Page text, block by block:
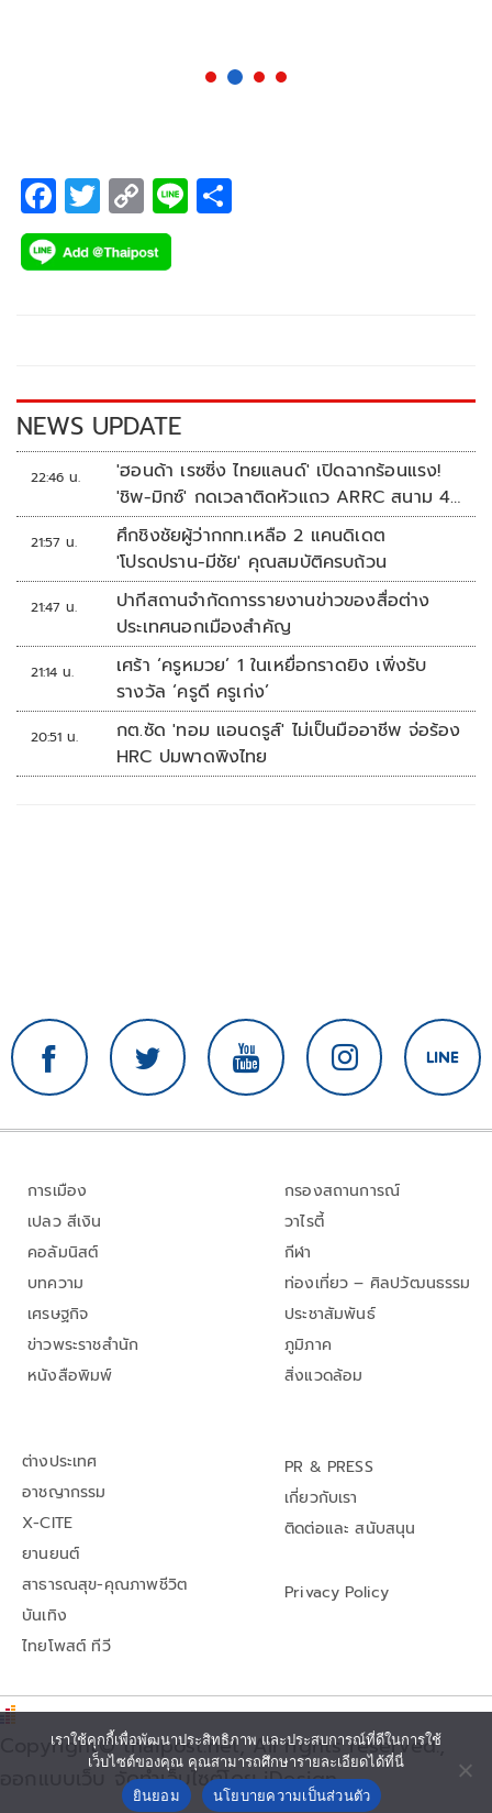
F
ac
e
k
T
wi
tt
C
o
p
k
Li
NEWS UPDATE
22:46 น.
'ฮอนด้า เรซซิ่ง ไทยแลนด์' เปิดฉากร้อนแรง!
'ชิพ-มิกซ์' กดเวลาติดหัวแถว ARRC สนาม 4
ที่มัลดาลิกา
21:57 น.
ศึกชิงชัยผู้ว่ากกท.เหลือ 2 แคนดิเดต
'โปรดปราน-มีชัย' คุณสมบัติครบถ้วน
21:47 น.
ปากีสถานจำกัดการรายงานข่าวของสื่อต่าง
ประเทศนอกเมืองสำคัญ
21:14 น.
เศร้า ‘ครูหมวย’ 1 ในเหยื่อกราดยิง เพิ่งรับ
รางวัล ‘ครูดี ครูเก่ง’
20:51 น.
กต.ซัด 'ทอม แอนดรูส์' ไม่เป็นมืออาชีพ จ่อร้อง
HRC ปมพาดพิงไทย
การเมือง
เปลว สีเงิน
คอลัมนิสต์
บทความ
เศรษฐกิจ
ข่าวพระราชสำนัก
หนังสือพิมพ์
กรองสถานการณ์
วาไรตี้
กีฬา
ท่องเที่ยว – ศิลปวัฒนธรรม
ประชาสัมพันธ์
ภูมิภาค
สิ่งแวดล้อม
ต่างประเทศ
อาชญากรรม
X-CITE
ยานยนต์
สาธารณสุข-คุณภาพชีวิต
บันเทิง
ไทยโพสต์ ทีวี
PR & PRESS
เกี่ยวกับเรา
ติดต่อและ สนับสนุน
Privacy Policy
Copyright© thaipost.net, All rights reserved.,
ออกแบบเว็บ จัดทำเว็บไซต์โดย iDesign
เราใช้คุกกี้เพื่อพัฒนาประสิทธิภาพ และประสบการณ์ที่ดีในการใช้
เว็บไซต์ของคุณ คุณสามารถศึกษารายละเอียดได้ที่นี่
ยินยอม
นโยบายความเป็นส่วนตัว